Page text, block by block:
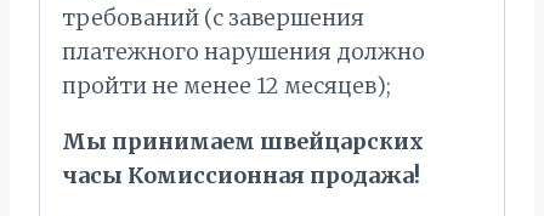
требований (с завершения
платежного нарушения должно
пройти не менее 12 месяцев);
Мы принимаем швейцарских
часы Комиссионная продажа!